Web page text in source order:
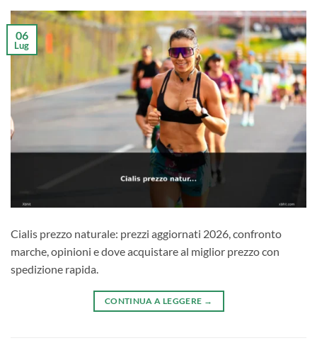
06
Lug
Cialis prezzo naturale: prezzi aggiornati 2026, confronto
marche, opinioni e dove acquistare al miglior prezzo con
spedizione rapida.
CONTINUA A LEGGERE →